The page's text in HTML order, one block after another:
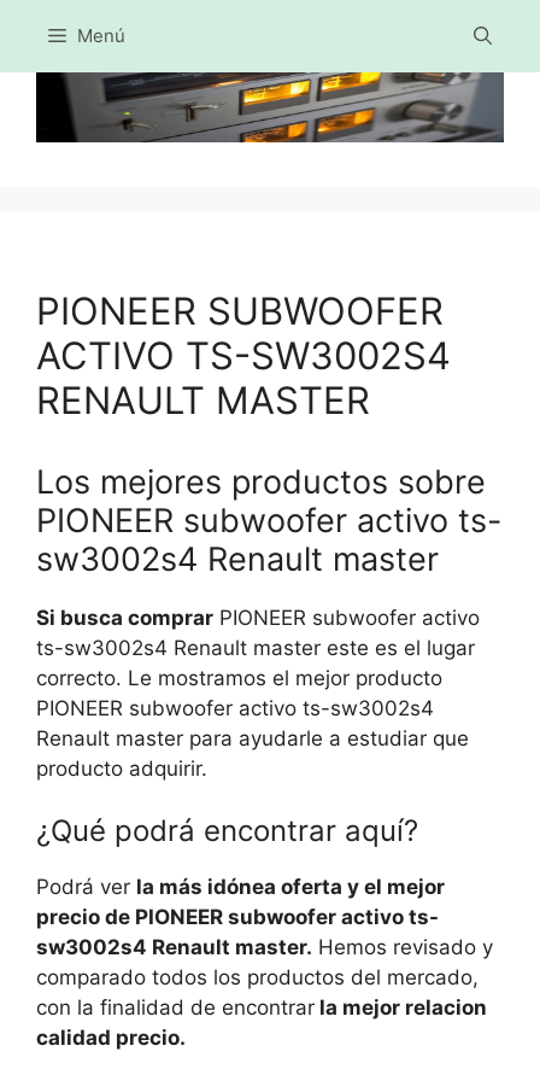
Saltar
al
contenido
Menú
PIONEER SUBWOOFER
ACTIVO TS-SW3002S4
RENAULT MASTER
Los mejores productos sobre
PIONEER subwoofer activo ts-
sw3002s4 Renault master
Si busca comprar PIONEER subwoofer activo
ts-sw3002s4 Renault master este es el lugar
correcto. Le mostramos el mejor producto
PIONEER subwoofer activo ts-sw3002s4
Renault master para ayudarle a estudiar que
producto adquirir.
¿Qué podrá encontrar aquí?
Podrá ver la más idónea oferta y el mejor
precio de PIONEER subwoofer activo ts-
sw3002s4 Renault master. Hemos revisado y
comparado todos los productos del mercado,
con la finalidad de encontrar la mejor relacion
calidad precio.